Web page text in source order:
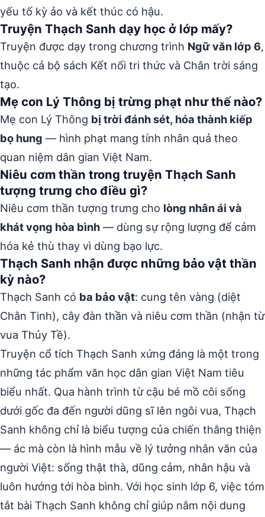
yếu tố kỳ ảo và kết thúc có hậu.
Truyện Thạch Sanh dạy học ở lớp mấy?
Truyện được dạy trong chương trình Ngữ văn lớp 6,
thuộc cả bộ sách Kết nối tri thức và Chân trời sáng
tạo.
Mẹ con Lý Thông bị trừng phạt như thế nào?
Mẹ con Lý Thông bị trời đánh sét, hóa thành kiếp
bọ hung — hình phạt mang tính nhân quả theo
quan niệm dân gian Việt Nam.
Niêu cơm thần trong truyện Thạch Sanh
tượng trưng cho điều gì?
Niêu cơm thần tượng trưng cho lòng nhân ái và
khát vọng hòa bình — dùng sự rộng lượng để cảm
hóa kẻ thù thay vì dùng bạo lực.
Thạch Sanh nhận được những bảo vật thần
kỳ nào?
Thạch Sanh có ba bảo vật: cung tên vàng (diệt
Chằn Tinh), cây đàn thần và niêu cơm thần (nhận từ
vua Thủy Tề).
Truyện cổ tích Thạch Sanh xứng đáng là một trong
những tác phẩm văn học dân gian Việt Nam tiêu
biểu nhất. Qua hành trình từ cậu bé mồ côi sống
dưới gốc đa đến người dũng sĩ lên ngôi vua, Thạch
Sanh không chỉ là biểu tượng của chiến thắng thiện
— ác mà còn là hình mẫu về lý tưởng nhân văn của
người Việt: sống thật thà, dũng cảm, nhân hậu và
luôn hướng tới hòa bình. Với học sinh lớp 6, việc tóm
tắt bài Thạch Sanh không chỉ giúp nắm nội dung